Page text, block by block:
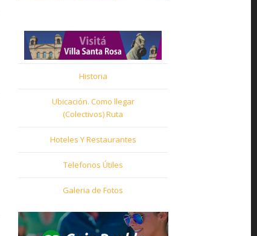
Historia
Ubicación. Como llegar
(Colectivos) Ruta
Hoteles Y Restaurantes
Telefonos Útiles
Galeria de Fotos